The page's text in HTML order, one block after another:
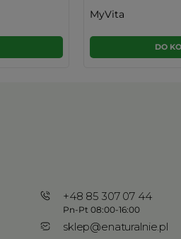
MyVita
DO
+48 85 307 07 44
Pn-Pt 08:00-16:00
sklep@enaturalnie.pl